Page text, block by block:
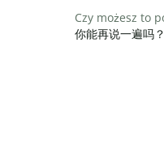
Czy możesz to
你能再说一遍吗？